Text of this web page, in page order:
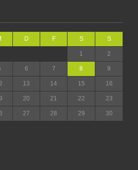
D F S S
1 2
6 7 8 9
13 14 15 16
20 21 22 23
27 28 29 30